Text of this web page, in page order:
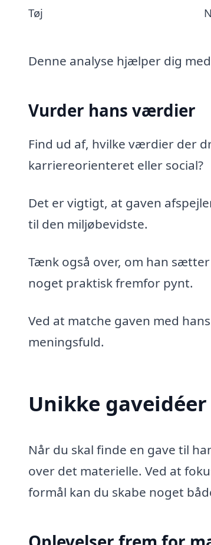
Tøj
Denne analyse hjælper dig
Vurder hans værdier
Find ud af, hvilke værdier der
karriereorienteret eller social?
Det er vigtigt, at gaven
til den miljøbevidste.
Tænk også over, om han
noget praktisk fremfor pynt.
Ved at matche gaven med
meningsfuld.
Unikke
Når du skal finde en gave til
over det materielle. Ved at
formål kan du skabe noget